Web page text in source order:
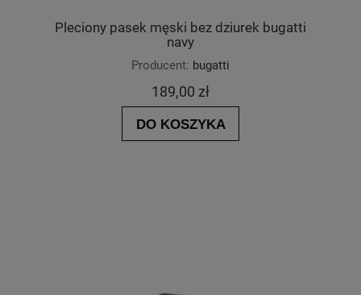
Pleciony pasek męski bez dziurek bugatti
navy
Producent: bugatti
189,00 zł
DO KOSZYKA